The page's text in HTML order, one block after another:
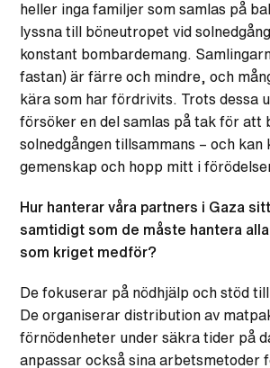
heller inga familjer som samlas på
lyssna till böneutropet vid
konstant bombardemang.
fastan) är färre och mindre, och
kära som har fördrivits. Trots dessa
försöker en del samlas på tak för att
solnedgången tillsammans – och kan
gemenskap och hopp mitt i
Hur hanterar våra partners i Gaza
samtidigt som de måste hantera
som kriget medför?
De fokuserar på nödhjälp och stöd
De organiserar distribution av
förnödenheter under säkra tider på
anpassar också sina arbetsmetoder